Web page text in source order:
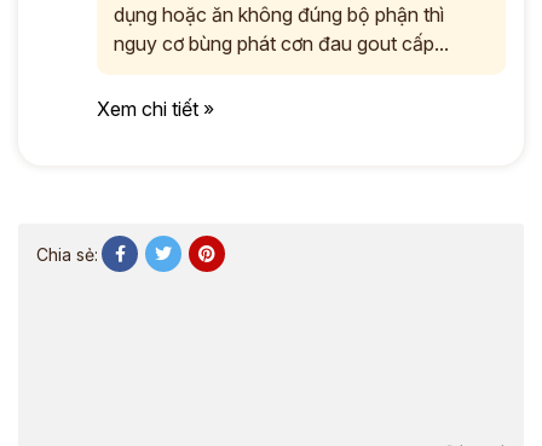
dụng hoặc ăn không đúng bộ phận thì
nguy cơ bùng phát cơn đau gout cấp...
Xem chi tiết »
Chia sẻ: